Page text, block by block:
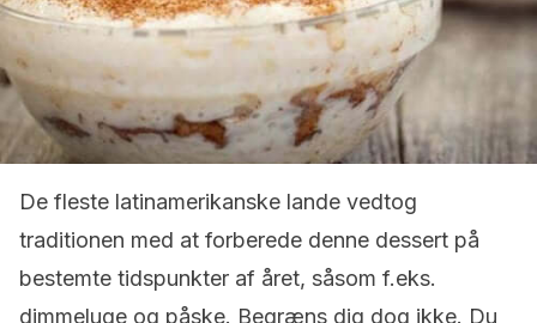
De fleste latinamerikanske lande vedtog
traditionen med at forberede denne dessert på
bestemte tidspunkter af året, såsom f.eks.
dimmeluge og påske. Begræns dig dog ikke. Du